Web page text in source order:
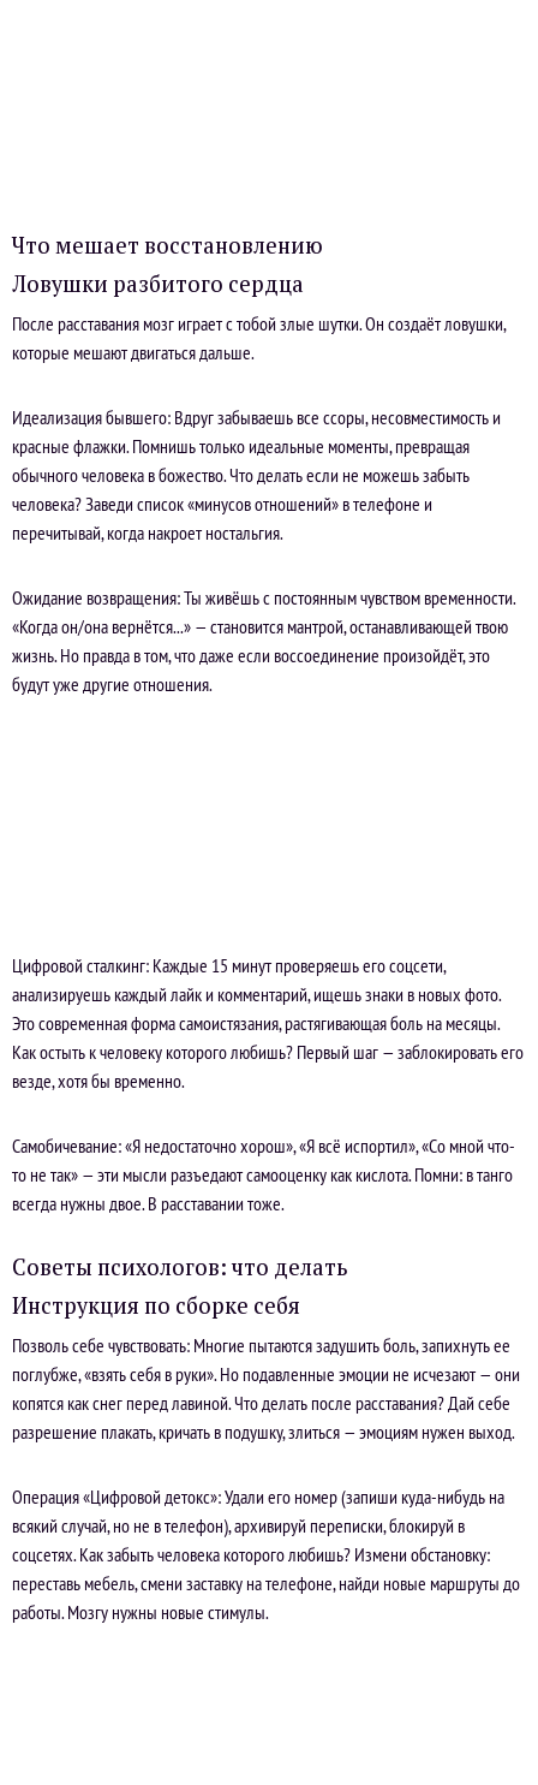
Что мешает восстановлению
Ловушки разбитого сердца
После расставания мозг играет с тобой злые шутки. Он создаёт ловушки,
которые мешают двигаться дальше.
Идеализация бывшего: Вдруг забываешь все ссоры, несовместимость и
красные флажки. Помнишь только идеальные моменты, превращая
обычного человека в божество. Что делать если не можешь забыть
человека? Заведи список «минусов отношений» в телефоне и
перечитывай, когда накроет ностальгия.
Ожидание возвращения: Ты живёшь с постоянным чувством временности.
«Когда он/она вернётся...» — становится мантрой, останавливающей твою
жизнь. Но правда в том, что даже если воссоединение произойдёт, это
будут уже другие отношения.
Цифровой сталкинг: Каждые 15 минут проверяешь его соцсети,
анализируешь каждый лайк и комментарий, ищешь знаки в новых фото.
Это современная форма самоистязания, растягивающая боль на месяцы.
Как остыть к человеку которого любишь? Первый шаг — заблокировать его
везде, хотя бы временно.
Самобичевание: «Я недостаточно хорош», «Я всё испортил», «Со мной что-
то не так» — эти мысли разъедают самооценку как кислота. Помни: в танго
всегда нужны двое. В расставании тоже.
Советы психологов: что делать
Инструкция по сборке себя
Позволь себе чувствовать: Многие пытаются задушить боль, запихнуть ее
поглубже, «взять себя в руки». Но подавленные эмоции не исчезают — они
копятся как снег перед лавиной. Что делать после расставания? Дай себе
разрешение плакать, кричать в подушку, злиться — эмоциям нужен выход.
Операция «Цифровой детокс»: Удали его номер (запиши куда-нибудь на
всякий случай, но не в телефон), архивируй переписки, блокируй в
соцсетях. Как забыть человека которого любишь? Измени обстановку:
переставь мебель, смени заставку на телефоне, найди новые маршруты до
работы. Мозгу нужны новые стимулы.